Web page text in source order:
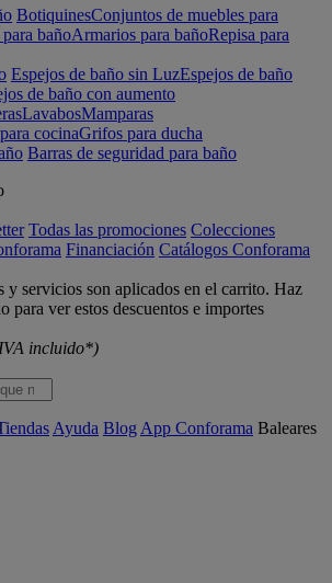
BotiquinesConjuntos de muebles para
bañoArmarios para bañoRepisa para
Espejos de baño sin LuzEspejos de baño
de baño con aumento
LavabosMamparas
cocinaGrifos para ducha
Barras de seguridad para baño
Todas las promociones Colecciones
Financiación Catálogos Conforama
y servicios son aplicados en el carrito. Haz
para ver estos descuentos e importes
incluido*)
Ayuda Blog App Conforama Baleares